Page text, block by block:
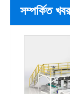
সম্পর্কিত খবর